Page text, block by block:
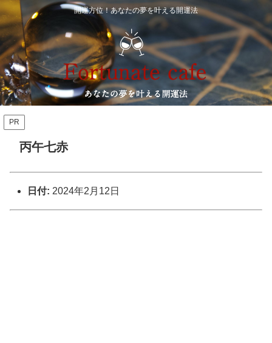
開運方位！あなたの夢を叶える開運法
PR
丙午七赤
日付: 2024年2月12日